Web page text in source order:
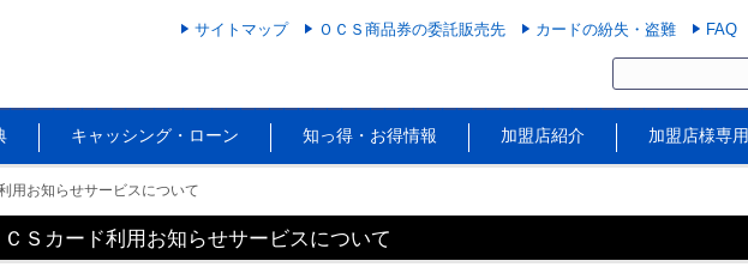
サイトマップ ＯＣＳ商品券の委託販売先 カードの紛失・盗難 FAQ
キャッシング・ローン 知っ得・お得情報 加盟店紹介 加盟店様専用
用お知らせサービスについて
Ｓカード利用お知らせサービスについて